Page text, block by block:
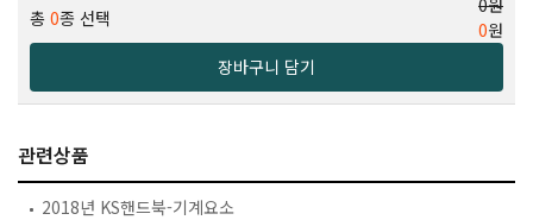
총 0종 선택
0원
0원
장바구니 담기
관련상품
2018년 KS핸드북-기계요소